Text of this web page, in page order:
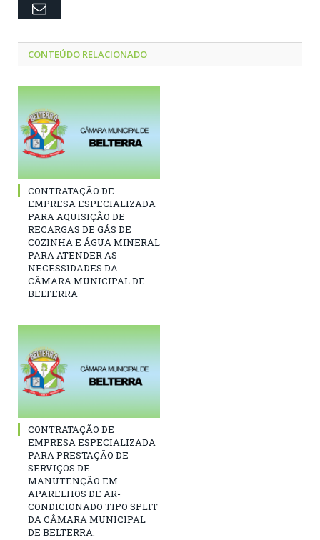
Email
CONTEÚDO RELACIONADO
CONTRATAÇÃO DE
EMPRESA ESPECIALIZADA
PARA AQUISIÇÃO DE
RECARGAS DE GÁS DE
COZINHA E ÁGUA MINERAL
PARA ATENDER AS
NECESSIDADES DA
CÂMARA MUNICIPAL DE
BELTERRA
CONTRATAÇÃO DE
EMPRESA ESPECIALIZADA
PARA PRESTAÇÃO DE
SERVIÇOS DE
MANUTENÇÃO EM
APARELHOS DE AR-
CONDICIONADO TIPO SPLIT
DA CÂMARA MUNICIPAL
DE BELTERRA.